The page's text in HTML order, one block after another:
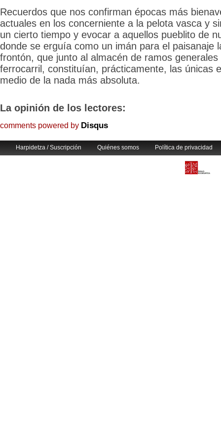
Recuerdos que nos confirman épocas más
actuales en los concerniente a la pelota vasca y
un cierto tiempo y evocar a aquellos pueblito de
donde se erguía como un imán para el paisanaje
frontón, que junto al almacén de ramos
ferrocarril, constituían, prácticamente, las únicas
medio de la nada más absoluta.
La opinión de los lectores:
comments powered by Disqus
Harpidetza / Suscripción Quiénes somos Política de privacidad